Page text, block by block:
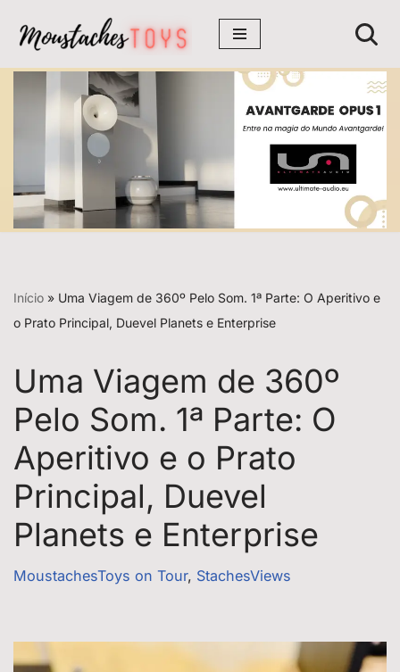
Avançar
para
conteúdo
Início » Uma Viagem de 360º Pelo Som. 1ª Parte: O Aperitivo e
o Prato Principal, Duevel Planets e Enterprise
Uma Viagem de 360º
Pelo Som. 1ª Parte: O
Aperitivo e o Prato
Principal, Duevel
Planets e Enterprise
MoustachesToys on Tour, StachesViews